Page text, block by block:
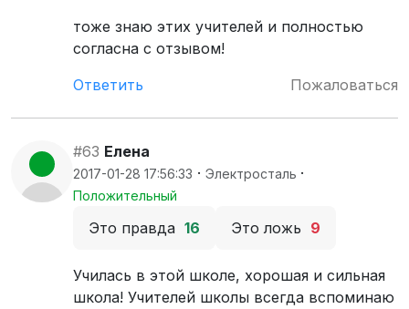
тоже знаю этих учителей и полностью
согласна с отзывом!
Ответить
Пожаловаться
#63 Елена
2017-01-28 17:56:33 · Электросталь ·
Положительный
Это правда 16 Это ложь 9
Училась в этой школе, хорошая и сильная
школа! Учителей школы всегда вспоминаю